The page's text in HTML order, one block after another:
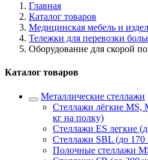
Главная
Каталог товаров
Медицинская мебель и
Тележки для перевозки
Оборудование для скорой
Каталог товаров
Металлические стеллажи
Стеллажи лёгкие MS,
кг на полку)
Стеллажи ES легкие
Стеллажи SBL (до 170
Полочные стеллажи